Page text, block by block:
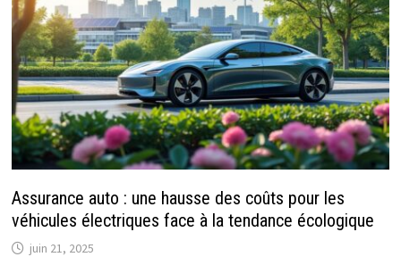
Assurance auto : une hausse des coûts pour les
véhicules électriques face à la tendance écologique
juin 21, 2025